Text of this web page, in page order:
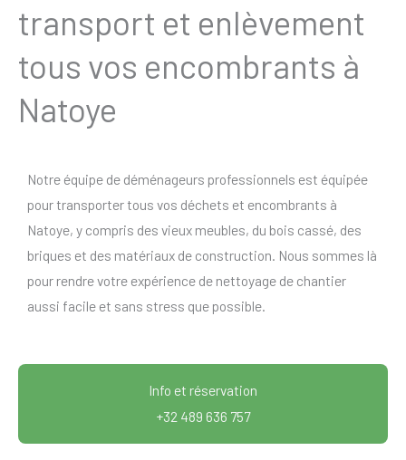
transport et enlèvement
tous vos encombrants à
Natoye
Notre équipe de déménageurs professionnels est équipée
pour transporter tous vos déchets et encombrants à
Natoye, y compris des vieux meubles, du bois cassé, des
briques et des matériaux de construction. Nous sommes là
pour rendre votre expérience de nettoyage de chantier
aussi facile et sans stress que possible.
Info et réservation
+32 489 636 757